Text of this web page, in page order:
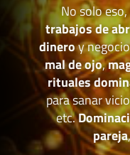
No solo
trabajos de
dineroy
mal de ojo,
rituales
para sanar
etc.
pareja